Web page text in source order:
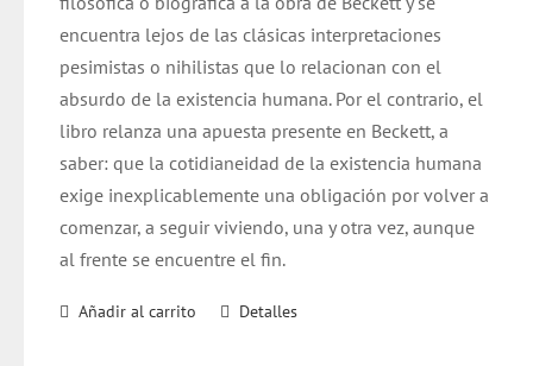
encuentra lejos de las clásicas interpretaciones
pesimistas o nihilistas que lo relacionan con el
absurdo de la existencia humana. Por el contrario, el
libro relanza una apuesta presente en Beckett, a
saber: que la cotidianeidad de la existencia humana
exige inexplicablemente una obligación por volver a
comenzar, a seguir viviendo, una y otra vez, aunque
al frente se encuentre el fin.
Añadir al carrito Detalles